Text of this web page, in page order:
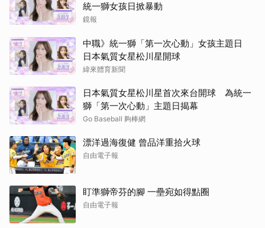
統一獅女孩日掀暴動
鏡報
中職》統一獅「第一次心動」女孩主題日
日本氣質女星松川星開球
緯來體育新聞
日本氣質女星松川星首次來台開球 為統一
獅「第一次心動」主題日揭幕
Go Baseball 夠棒網
漂洋過海復健 曾品洋重拾火球
自由電子報
盯準獅帝芬的腳 一壘宛如得點圈
自由電子報